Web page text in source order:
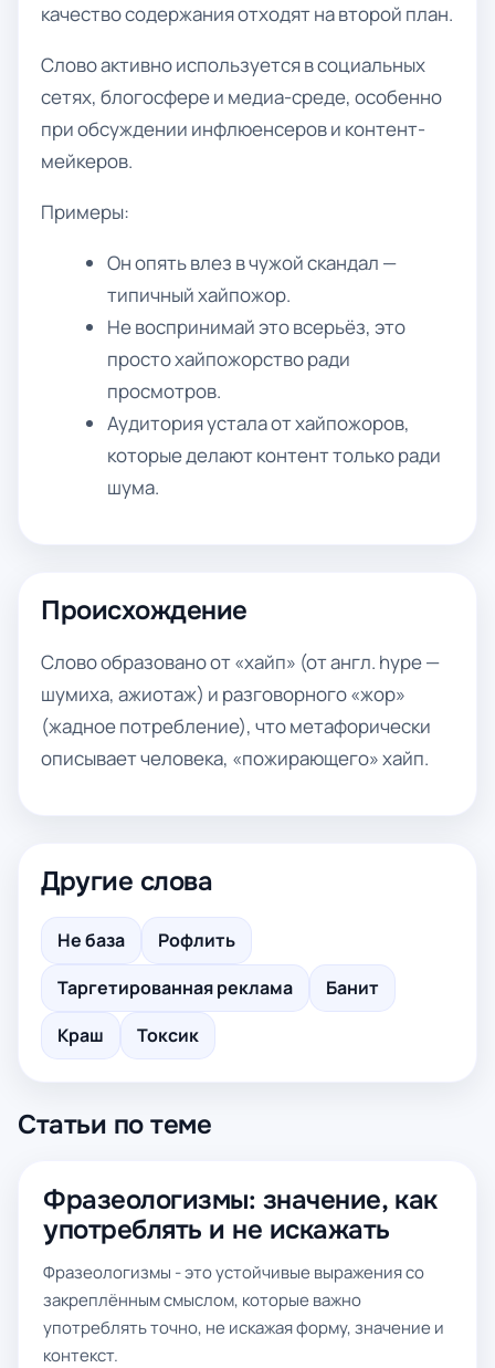
качество содержания отходят на второй план.
Слово активно используется в социальных
сетях, блогосфере и медиа-среде, особенно
при обсуждении инфлюенсеров и контент-
мейкеров.
Примеры:
Он опять влез в чужой скандал —
типичный хайпожор.
Не воспринимай это всерьёз, это
просто хайпожорство ради
просмотров.
Аудитория устала от хайпожоров,
которые делают контент только ради
шума.
Происхождение
Слово образовано от «хайп» (от англ. hype —
шумиха, ажиотаж) и разговорного «жор»
(жадное потребление), что метафорически
описывает человека, «пожирающего» хайп.
Другие слова
Не база
Рофлить
Таргетированная реклама
Банит
Краш
Токсик
Статьи по теме
Фразеологизмы: значение, как
употреблять и не искажать
Фразеологизмы - это устойчивые выражения со
закреплённым смыслом, которые важно
употреблять точно, не искажая форму, значение и
контекст.